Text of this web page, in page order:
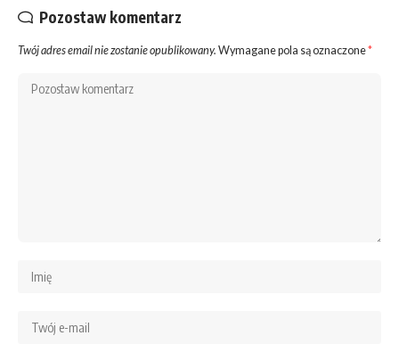
Pozostaw komentarz
Twój adres email nie zostanie opublikowany. Wymagane pola są oznaczone*